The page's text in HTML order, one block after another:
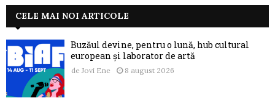
CELE MAI NOI ARTICOLE
Buzăul devine, pentru o lună, hub cultural
european și laborator de artă
de Jovi Ene 8 august 2026